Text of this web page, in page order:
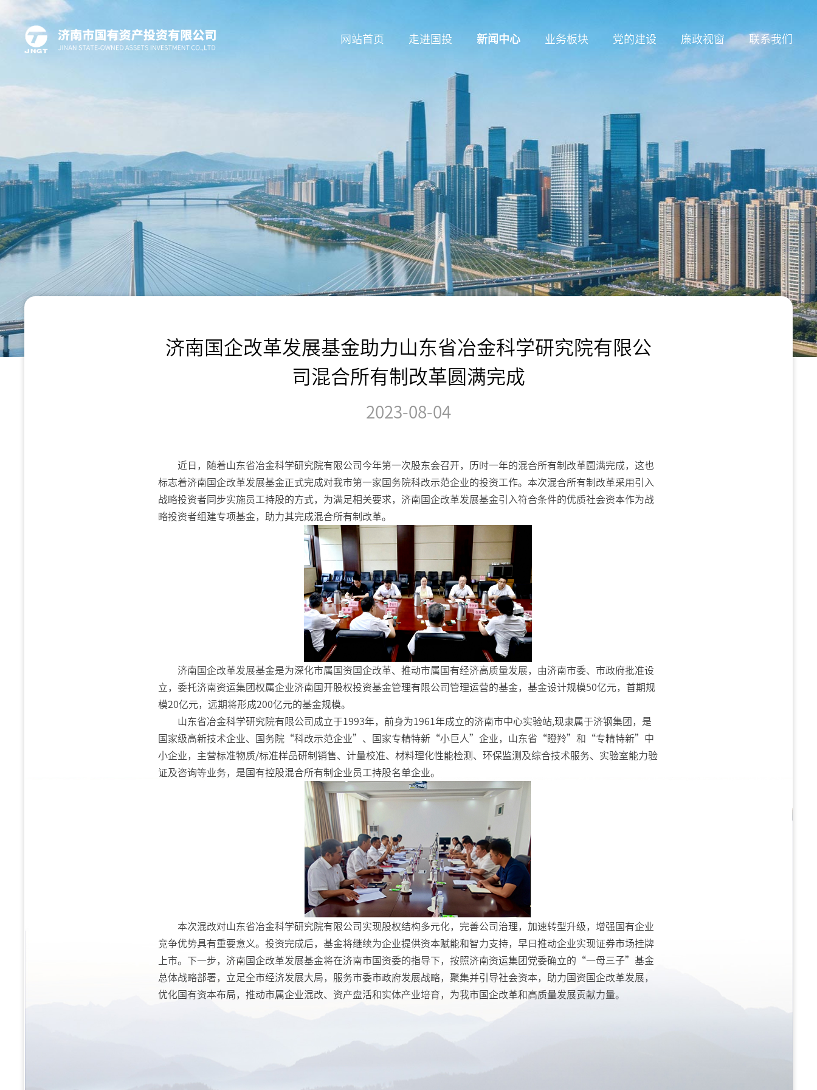
网站首页 走进国投 新闻中心 业务板块 党的建设 廉政视窗 联系我们
济南国企改革发展基金助力山东省冶金科学研究院有限公
司混合所有制改革圆满完成
2023-08-04
近日，随着山东省冶金科学研究院有限公司今年第一次股东会召开，历时一年的混合所有制改革圆满完成，这也
标志着济南国企改革发展基金正式完成对我市第一家国务院科改示范企业的投资工作。本次混合所有制改革采用引入
战略投资者同步实施员工持股的方式，为满足相关要求，济南国企改革发展基金引入符合条件的优质社会资本作为战
略投资者组建专项基金，助力其完成混合所有制改革。
济南国企改革发展基金是为深化市属国资国企改革、推动市属国有经济高质量发展，由济南市委、市政府批准设
立，委托济南资运集团权属企业济南国开股权投资基金管理有限公司管理运营的基金，基金设计规模50亿元，首期规
模20亿元，远期将形成200亿元的基金规模。
山东省冶金科学研究院有限公司成立于1993年，前身为1961年成立的济南市中心实验站,现隶属于济钢集团，是
国家级高新技术企业、国务院“科改示范企业”、国家专精特新“小巨人”企业，山东省“瞪羚”和“专精特新”中
小企业，主营标准物质/标准样品研制销售、计量校准、材料理化性能检测、环保监测及综合技术服务、实验室能力验
证及咨询等业务，是国有控股混合所有制企业员工持股名单企业。
本次混改对山东省冶金科学研究院有限公司实现股权结构多元化，完善公司治理，加速转型升级，增强国有企业
竞争优势具有重要意义。投资完成后，基金将继续为企业提供资本赋能和智力支持，早日推动企业实现证券市场挂牌
上市。下一步，济南国企改革发展基金将在济南市国资委的指导下，按照济南资运集团党委确立的“一母三子”基金
总体战略部署，立足全市经济发展大局，服务市委市政府发展战略，聚集并引导社会资本，助力国资国企改革发展，
优化国有资本布局，推动市属企业混改、资产盘活和实体产业培育，为我市国企改革和高质量发展贡献力量。